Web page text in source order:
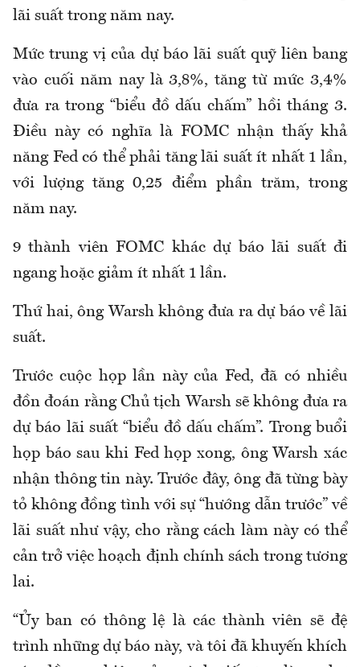
lãi suất trong năm nay.
Mức trung vị của dự báo lãi suất quỹ liên bang
vào cuối năm nay là 3,8%, tăng từ mức 3,4%
đưa ra trong “biểu đồ dấu chấm” hồi tháng 3.
Điều này có nghĩa là FOMC nhận thấy khả
năng Fed có thể phải tăng lãi suất ít nhất 1 lần,
với lượng tăng 0,25 điểm phần trăm, trong
năm nay.
9 thành viên FOMC khác dự báo lãi suất đi
ngang hoặc giảm ít nhất 1 lần.
Thứ hai, ông Warsh không đưa ra dự báo về lãi
suất.
Trước cuộc họp lần này của Fed, đã có nhiều
đồn đoán rằng Chủ tịch Warsh sẽ không đưa ra
dự báo lãi suất “biểu đồ dấu chấm”. Trong buổi
họp báo sau khi Fed họp xong, ông Warsh xác
nhận thông tin này. Trước đây, ông đã từng bày
tỏ không đồng tình với sự “hướng dẫn trước” về
lãi suất như vậy, cho rằng cách làm này có thể
cản trở việc hoạch định chính sách trong tương
lai.
“Ủy ban có thông lệ là các thành viên sẽ đệ
trình những dự báo này, và tôi đã khuyến khích